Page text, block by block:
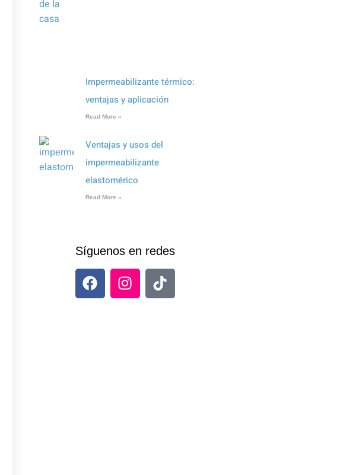
Impermeabilizante térmico:
ventajas y aplicación
Read More »
Ventajas y usos del
impermeabilizante
elastomérico
Read More »
Síguenos en redes